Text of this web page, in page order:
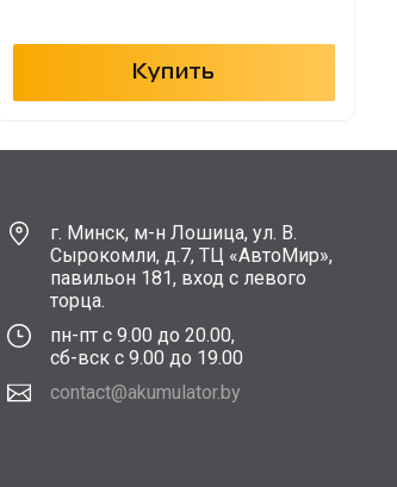
Купить
г. Минск, м-н Лошица, ул. В.
Сырокомли, д.7, ТЦ «АвтоМир»,
павильон 181, вход с левого
торца.
пн-пт с 9.00 до 20.00,
сб-вск с 9.00 до 19.00
contact@akumulator.by